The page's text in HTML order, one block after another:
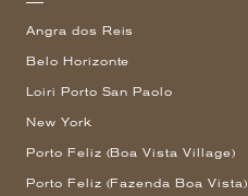
Angra dos Reis
Belo Horizonte
Loiri Porto San Paolo
New York
Porto Feliz (Boa Vista Village)
Porto Feliz (Fazenda Boa Vista)